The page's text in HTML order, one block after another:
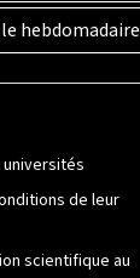
hebdomadaire
universités
de leur
scientifique au